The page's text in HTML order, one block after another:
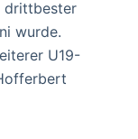
drittbester
wurde.
U19-